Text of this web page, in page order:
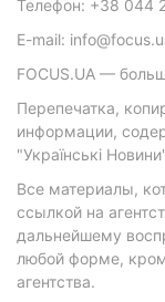
Телефон: +38 044
E-mail:
FOCUS.UA —
Перепечатка,
информации,
"Українські
Все материалы,
ссылкой на
дальнейшему
любой форме,
агентства.